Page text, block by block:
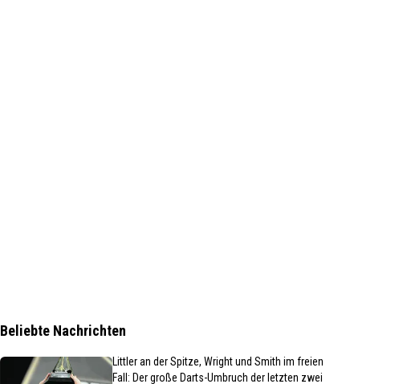
Beliebte Nachrichten
Littler an der Spitze, Wright und Smith im freien
Fall: Der große Darts-Umbruch der letzten zwei